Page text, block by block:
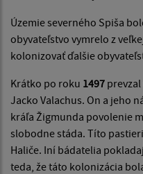
Územie severného Spiša
obyvateľstvo vy­mrelo z
kolonizovať ďalšie
Krátko po roku 1497
Jacko Valachus. On a jeho
kráľa Žigmunda po­volenie
slobodne stáda. Títo
Haliče. Iní bádatelia
teda, že táto kolonizácia